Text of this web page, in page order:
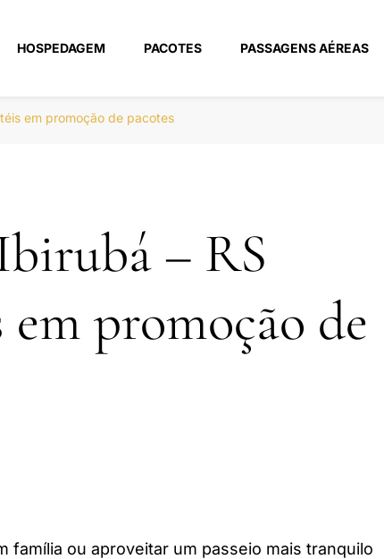
HOSPEDAGEM PACOTES PASSAGENS AÉREAS
em promoção de pacotes
– RS
promoção de
família ou aproveitar um passeio mais tranquilo